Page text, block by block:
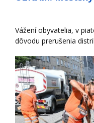
Vážení obyvatelia, v
dôvodu prerušenia